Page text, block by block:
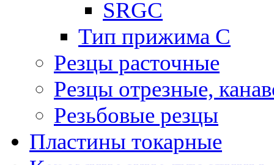
SRGC
Тип прижима C
Резцы расточные
Резцы отрезные,
Резьбовые резцы
Пластины токарные